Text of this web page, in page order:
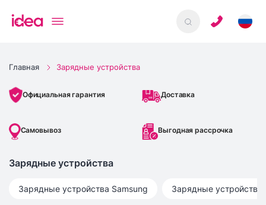
Главная Зарядные устройства
Официальная гарантия Доставка
Самовывоз Выгодная рассрочка
Зарядные устройства
Зарядные устройства Samsung Зарядные устройства